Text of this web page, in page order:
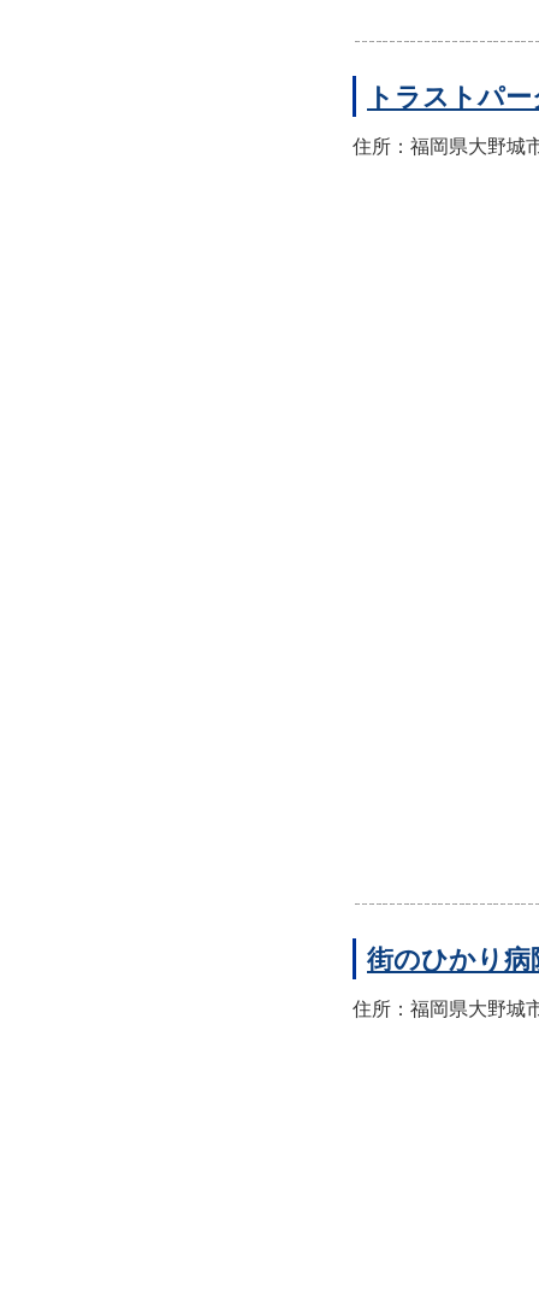
トラストパ
住所：福岡県大野城
街のひかり
住所：福岡県大野城